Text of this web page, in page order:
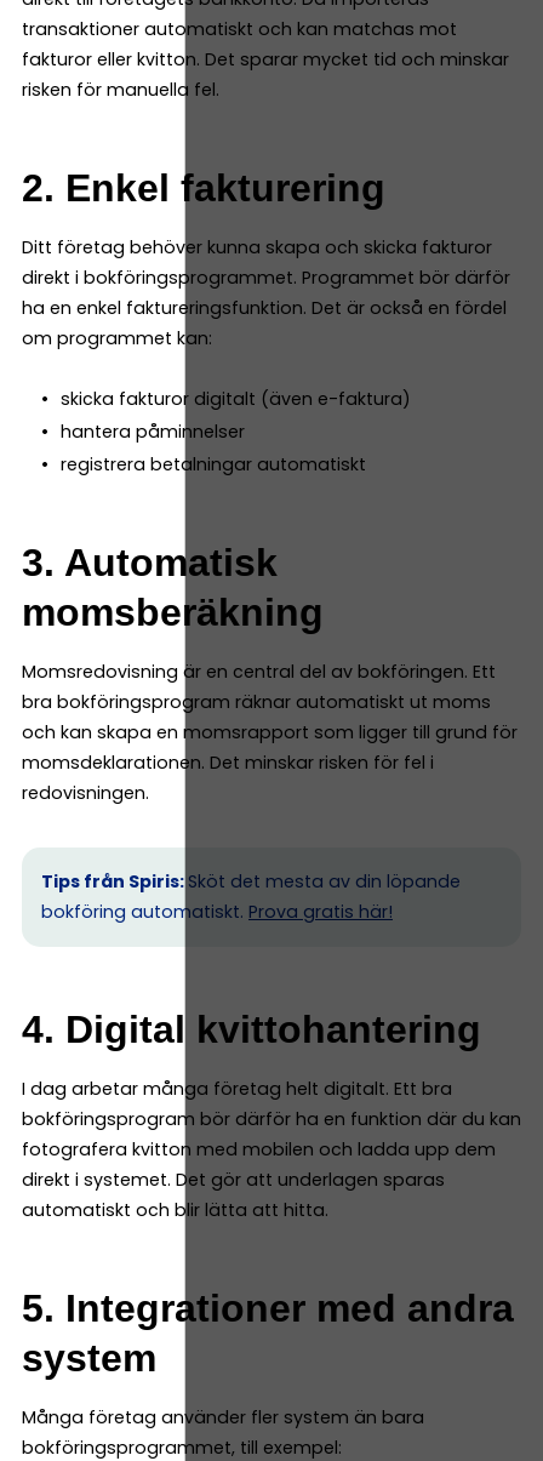
transaktioner automatiskt och kan matchas mot
fakturor eller kvitton. Det sparar mycket tid och minskar
risken för manuella fel.
2. Enkel fakturering
Ditt företag behöver kunna skapa och skicka fakturor
direkt i bokföringsprogrammet. Programmet bör därför
ha en enkel faktureringsfunktion. Det är också en fördel
om programmet kan:
skicka fakturor digitalt (även e-faktura)
hantera påminnelser
registrera betalningar automatiskt
3. Automatisk
momsberäkning
Momsredovisning är en central del av bokföringen. Ett
bra bokföringsprogram räknar automatiskt ut moms
och kan skapa en momsrapport som ligger till grund för
momsdeklarationen. Det minskar risken för fel i
redovisningen.
Tips från Spiris: Sköt det mesta av din löpande
bokföring automatiskt. Prova gratis här!
4. Digital kvittohantering
I dag arbetar många företag helt digitalt. Ett bra
bokföringsprogram bör därför ha en funktion där du kan
fotografera kvitton med mobilen och ladda upp dem
direkt i systemet. Det gör att underlagen sparas
automatiskt och blir lätta att hitta.
5. Integrationer med andra
system
Många företag använder fler system än bara
bokföringsprogrammet, till exempel: